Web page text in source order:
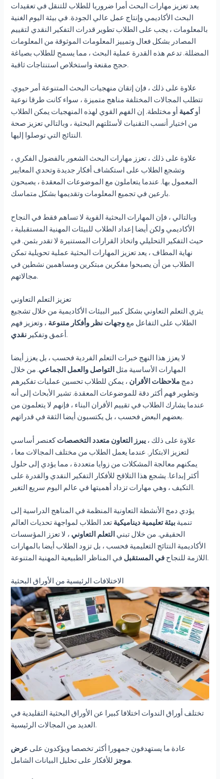
يعد تعزيز مهارات البحث أمرا ضروريا للطلاب للتنقل في تعقيدات
البحث الأكاديمي وإنتاج عمل عالي الجودة. في بيئة اليوم الغنية
بالمعلومات ، يجب على الطلاب تطوير قدرات التفكير النقدي لتقييم
المصادر بشكل فعال وتمييز المعلومات الموثوقة من المعلومات
المضللة. تدعم هذه القدرة عملية البحث ، مما يسمح للطلاب بصياغة
حجج مقنعة واستخلاص استنتاجات ثاقبة.
علاوة على ذلك ، فإن إتقان منهجيات البحث المتنوعة أمر حيوي.
تتطلب المجالات المختلفة مناهج متميزة ، سواء كانت طرقا نوعية
أوكمية أو مختلطة. إن الفهم القوي لهذه المنهجيات يمكن الطلاب
من اختيار أنسب التقنيات لأسئلتهم البحثية ، وبالتالي تعزيز صحة
النتائج التي توصلوا إليها.
علاوة على ذلك ، تعزز مهارات البحث الشعور بالفضول الفكري ،
وتشجع الطلاب على استكشاف أفكار جديدة وتحدي المعايير
المعمول بها. عندما يتعاملون مع الموضوعات المعقدة ، يصبحون
بارعين في تجميع المعلومات وتقديمها بشكل متماسك.
وبالتالي ، فإن المهارات البحثية القوية لا تساهم فقط في النجاح
الأكاديمي ولكن أيضا إعداد الطلاب للبيئات المهنية المستقبلية ،
حيث التفكير التحليلي واتخاذ القرارات المستنيرة لا تقدر بثمن. في
نهاية المطاف ، يعد تعزيز المهارات البحثية عملية تحويلية تمكن
الطلاب من أن يصبحوا مفكرين مبتكرين ومساهمين نشطين في
مجالاتهم.
تعزيز التعلم التعاوني
يثري التعلم التعاوني بشكل كبير البيئات الأكاديمية من خلال تشجيع
الطلاب على التفاعل مع وجهات نظر وأفكار متنوعة ، وتعزيز فهم
أعمق وتفكير نقدي .
لا يعزز هذا النهج خبرات التعلم الفردية فحسب ، بل يعزز أيضا
المهارات الأساسية مثل التواصل والعمل الجماعي. من خلال
دمج ملاحظات الأقران ، يمكن للطلاب تحسين عمليات تفكيرهم
وتطوير فهم أكثر دقة للموضوعات المعقدة. تشير الأبحاث إلى أنه
عندما يشارك الطلاب في تقييم الأقران البناء ، فإنهم لا يتعلمون من
بعضهم البعض فحسب ، بل يكتسبون أيضا الثقة في قدراتهم.
علاوة على ذلك ، يبرز التعاون متعدد التخصصاتكعنصر أساسي
لتعزيز الابتكار. عندما يعمل الطلاب من مختلف المجالات معا ،
يمكنهم معالجة المشكلات من زوايا متعددة ، مما يؤدي إلى حلول
أكثر إبداعا. يشجع هذا التلاقح للأفكار التفكير النقدي والقدرة على
التكيف ، وهي مهارات تزداد أهميتها في عالم اليوم سريع التغير.
يؤدي دمج الأنشطة التعاونية المنظمة في المناهج الدراسية إلى
تنمية بيئة تعليمية ديناميكية تعد الطلاب لمواجهة تحديات العالم
الحقيقي. من خلال تبني التعلم التعاوني ، لا تعزز المؤسسات
الأكاديمية النتائج التعليمية فحسب ، بل تزود الطلاب أيضا بالمهارات
اللازمة للنجاح في المستقبل في المناظر الطبيعية المهنية المتنوعة.
الاختلافات الرئيسية من الأوراق البحثية
تختلف أوراق الندوات اختلافا كبيرا عن الأوراق البحثية التقليدية في
العديد من المجالات الرئيسية.
عادة ما يستهدفون جمهورا أكثر تخصصا ويؤكدون على عرض
موجزللأفكار على تحليل البيانات الشامل.